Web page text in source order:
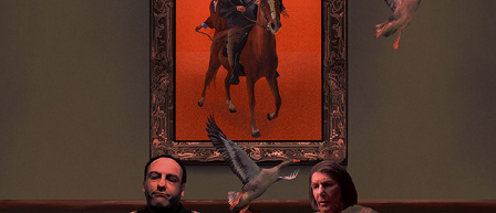
THE SOPRANOS